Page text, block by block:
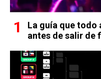
La guía que todo
antes de salir de